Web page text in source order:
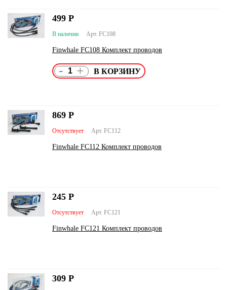
Арт. FC108
В наличии
Finwhale FC108 Комплект проводов
499 Р
- +
Арт. FC112
Отсутствует
Finwhale FC112 Комплект проводов
869 Р
Арт. FC121
Отсутствует
Finwhale FC121 Комплект проводов
245 Р
309 Р